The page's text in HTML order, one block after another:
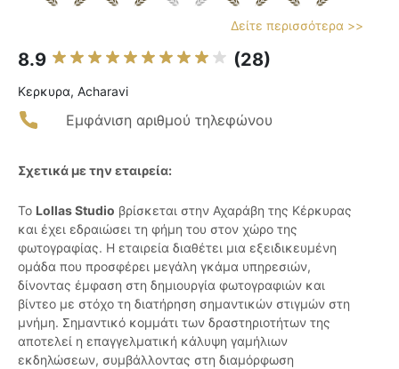
Δείτε περισσότερα >>
8.9 (28)
Κερκυρα, Acharavi
Εμφάνιση αριθμού τηλεφώνου
Σχετικά με την εταιρεία:
Το Lollas Studio βρίσκεται στην Αχαράβη της Κέρκυρας
και έχει εδραιώσει τη φήμη του στον χώρο της
φωτογραφίας. Η εταιρεία διαθέτει μια εξειδικευμένη
ομάδα που προσφέρει μεγάλη γκάμα υπηρεσιών,
δίνοντας έμφαση στη δημιουργία φωτογραφιών και
βίντεο με στόχο τη διατήρηση σημαντικών στιγμών στη
μνήμη. Σημαντικό κομμάτι των δραστηριοτήτων της
αποτελεί η επαγγελματική κάλυψη γαμήλιων
εκδηλώσεων, συμβάλλοντας στη διαμόρφωση